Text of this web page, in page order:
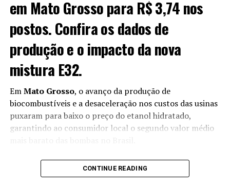
em Mato Grosso para R$ 3,74 nos
postos. Confira os dados de
produção e o impacto da nova
mistura E32.
EmMato Grosso, o avanço da produção de
biocombustíveis e a desaceleração nos custos das usinas
puxaram para baixo o preço do etanol hidratado,
garantindo ao consumidor local o segundo valor médio
O cenário reflete a expansão da safra 2026/2027,
estimada em 8,4 bilhões de litros — um salto de 16,08%
CONTINUE READING